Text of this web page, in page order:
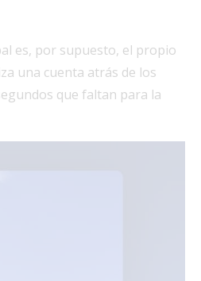
es, por supuesto, el propio
una cuenta atrás de los
que faltan para la